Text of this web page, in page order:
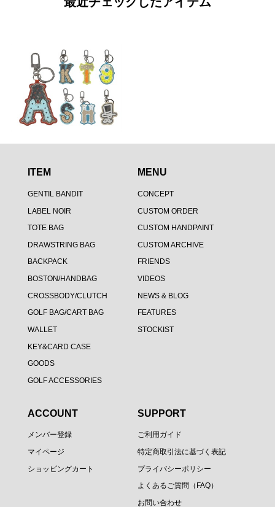
ITEM
GENTIL BANDIT
LABEL NOIR
TOTE BAG
DRAWSTRING BAG
BACKPACK
BOSTON/HANDBAG
CROSSBODY/CLUTCH
GOLF BAG/CART BAG
WALLET
KEY&CARD CASE
GOODS
GOLF ACCESSORIES
MENU
CONCEPT
CUSTOM ORDER
CUSTOM HANDPAINT
CUSTOM ARCHIVE
FRIENDS
VIDEOS
NEWS & BLOG
FEATURES
STOCKIST
ACCOUNT
メンバー登録
マイページ
ショッピングカート
SUPPORT
ご利用ガイド
特定商取引法に基づく表記
プライバシーポリシー
よくあるご質問（FAQ）
お問い合わせ